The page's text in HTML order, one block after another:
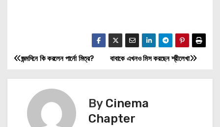
P
o
বাবাকে এখনও মিস করছেন শ্রীলেখা
জন্মদিনে কি করলেন পার্নো মিত্র?
By Cinema
Chapter